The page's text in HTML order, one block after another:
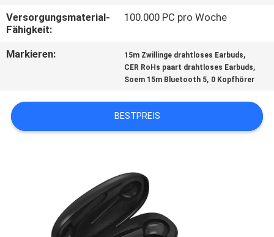
IN
VERBINDUNG
FÄLLE
PRIVACY
POLICY
Versorgungsmaterial-
Fähigkeit:
100.000 PC pro Woche
Markieren: 15m Zwillinge drahtloses Earbuds,
CER RoHs paart drahtloses Earbuds,
Soem 15m Bluetooth 5, 0 Kopfhörer
BESTPREIS